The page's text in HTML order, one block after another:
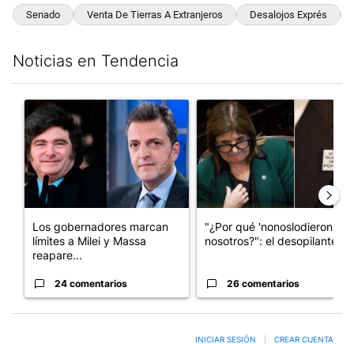
Senado Venta De Tierras A Extranjeros Desalojos Exprés
Noticias en Tendencia
Un artículo de tendencia con el título "Los gobernadores
Los gobernadores marcan
límites a Milei y Massa
reapare...
24 comentarios
Un artículo de tendencia con
"¿Por qué 'nonoslodieron' a
nosotros?": el desopilante ...
26 comentarios
INICIAR SESIÓN CREAR CUENTA